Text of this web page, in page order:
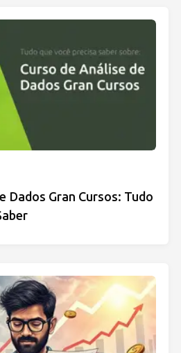
Dados Gran Cursos: Tudo